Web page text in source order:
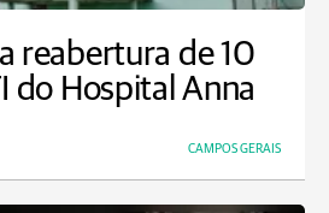
reabertura de 10
do Hospital Anna
CAMPOS GERAIS